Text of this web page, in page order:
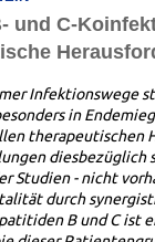
und C-
Infektionswege
in
therapeutischen
diesbezüglich
Studien - nicht
durch
B und C ist